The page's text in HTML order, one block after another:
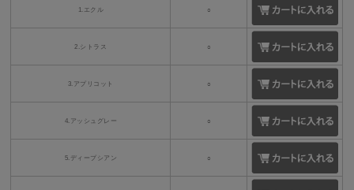
1.エクル ○
2.シトラス ○
3.アプリコット ○
4.アッシュグレー ○
5.ディープシアン ○